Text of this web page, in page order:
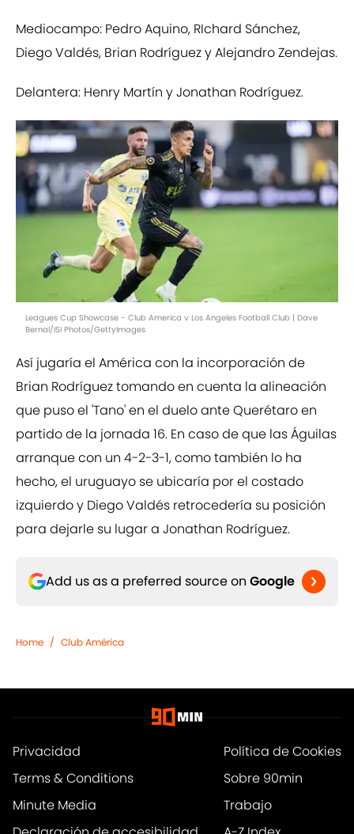
Mediocampo: Pedro Aquino, RIchard Sánchez,
Diego Valdés, Brian Rodríguez y Alejandro Zendejas.
Delantera: Henry Martín y Jonathan Rodríguez.
Leagues Cup Showcase - Club America v Los Angeles Football Club | Dave
Bernal/ISI Photos/GettyImages
Así jugaría el América con la incorporación de
Brian Rodríguez tomando en cuenta la alineación
que puso el 'Tano' en el duelo ante Querétaro en
partido de la jornada 16. En caso de que las Águilas
arranque con un 4-2-3-1, como también lo ha
hecho, el uruguayo se ubicaría por el costado
izquierdo y Diego Valdés retrocedería su posición
para dejarle su lugar a Jonathan Rodríguez.
Add us as a preferred source on Google
Home / Club América
Privacidad
Política de Cookies
Terms & Conditions
Sobre 90min
Minute Media
Trabajo